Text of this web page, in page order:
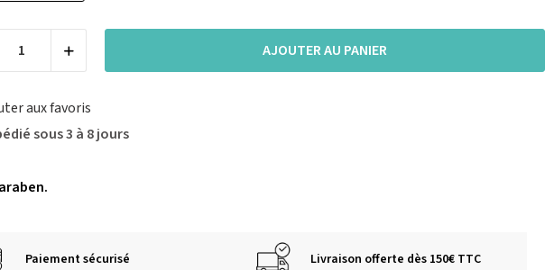
AJOUTER AU PANIER
aux favoris
sous 3 à 8 jours
Paiement sécurisé Livraison offerte dès 150€ TTC